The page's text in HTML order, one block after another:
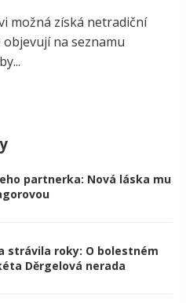
možná získá netradiční
na seznamu
partnerka: Nová láska mu
strávila roky: O bolestném
Děrgelová nerada